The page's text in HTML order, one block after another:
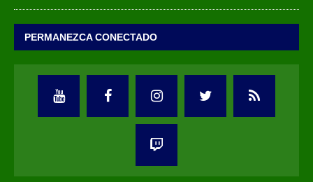
PERMANEZCA CONECTADO